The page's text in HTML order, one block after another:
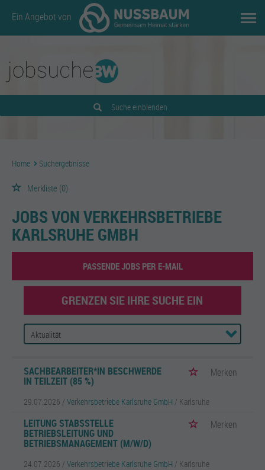
Ein Angebot von
Suche einblenden
Home Suchergebnisse
Merkliste (0)
JOBS VON VERKEHRSBETRIEBE
KARLSRUHE GMBH
PASSENDE JOBS PER E-MAIL
GRENZEN SIE IHRE SUCHE EIN
SACHBEARBEITER*IN BESCHWERDE
IN TEILZEIT (85 %)
Merken
29.07.2026 / Verkehrsbetriebe Karlsruhe GmbH / Karlsruhe
LEITUNG STABSSTELLE
BETRIEBSLEITUNG UND
BETRIEBSMANAGEMENT (M/W/D)
Merken
24.07.2026 / Verkehrsbetriebe Karlsruhe GmbH / Karlsruhe